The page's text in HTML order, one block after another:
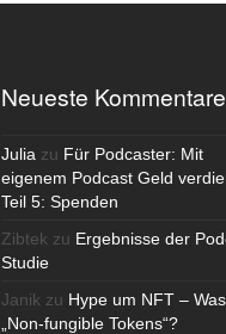
Neueste Kommentare
Julia zu Für Podcaster: Mit
eigenem Podcast Geld
Teil 5: Spenden
Zibtek zu Ergebnisse der
Studie
Janik zu Hype um NFT –
„Non-fungible Tokens“?